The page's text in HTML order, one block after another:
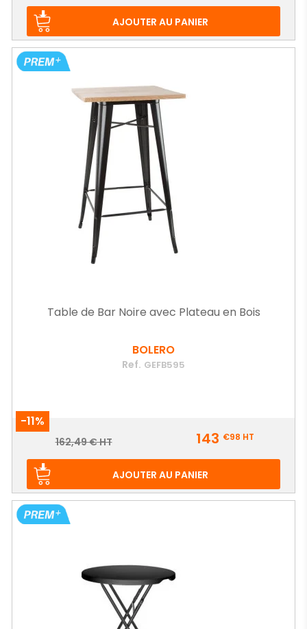
AJOUTER AU PANIER
Table de Bar Noire avec Plateau en Bois
BOLERO
Ref. GEFB595
-11%
Prix
Prix
162,49 € HT 143 €98 HT
AJOUTER AU PANIER